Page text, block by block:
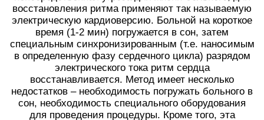
восстановления ритма применяют так называемую
электрическую кардиоверсию. Больной на короткое
время (1-2 мин) погружается в сон, затем
специальным синхронизированным (т.е. наносимым
в определенную фазу сердечного цикла) разрядом
электрического тока ритм сердца
восстанавливается. Метод имеет несколько
недостатков – необходимость погружать больного в
сон, необходимость специального оборудования
для проведения процедуры. Кроме того, эта